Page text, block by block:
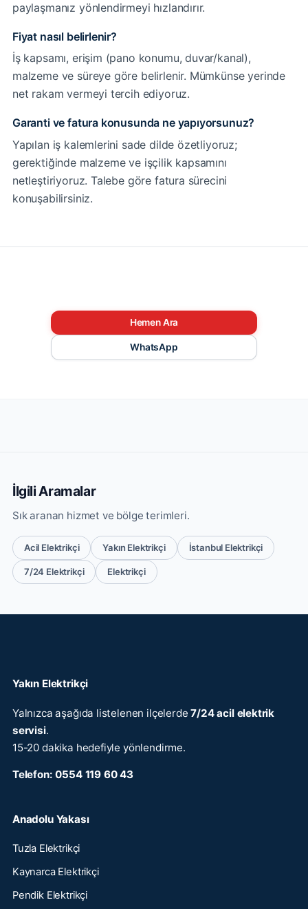
paylaşmanız yönlendirmeyi hızlandırır.
Fiyat nasıl belirlenir?
İş kapsamı, erişim (pano konumu, duvar/kanal),
malzeme ve süreye göre belirlenir. Mümkünse yerinde
net rakam vermeyi tercih ediyoruz.
Garanti ve fatura konusunda ne yapıyorsunuz?
Yapılan iş kalemlerini sade dilde özetliyoruz;
gerektiğinde malzeme ve işçilik kapsamını
netleştiriyoruz. Talebe göre fatura sürecini
konuşabilirsiniz.
Hemen Ara
WhatsApp
İlgili Aramalar
Sık aranan hizmet ve bölge terimleri.
Acil Elektrikçi Yakın Elektrikçi İstanbul Elektrikçi
7/24 Elektrikçi Elektrikçi
Yakın Elektrikçi
Yalnızca aşağıda listelenen ilçelerde7/24 acil elektrik
servisi.
15-20 dakika hedefiyle yönlendirme.
Telefon: 0554 119 60 43
Anadolu Yakası
Tuzla Elektrikçi
Kaynarca Elektrikçi
Pendik Elektrikçi